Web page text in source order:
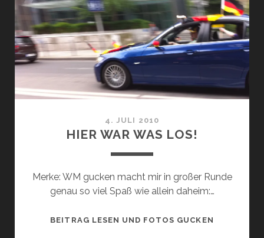
4. JULI 2010
HIER WAR WAS LOS!
Merke: WM gucken macht mir in großer Runde
genau so viel Spaß wie allein daheim:…
BEITRAG LESEN UND FOTOS GUCKEN